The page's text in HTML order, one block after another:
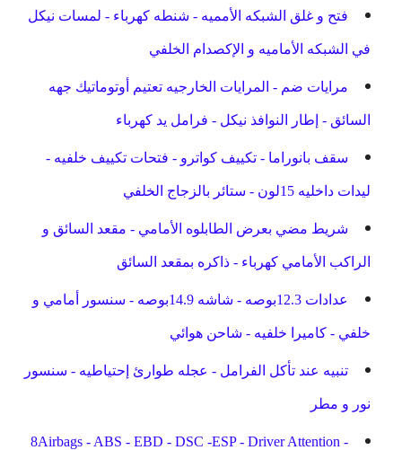
فتح و غلق الشبكه الأمميه - شنطه كهرباء - لمسات نيكل
في الشبكه الأماميه و الإكصدام الخلفي
مرايات ضم - المرايات الخارجيه تعتيم أوتوماتيك جهه
السائق - إطار النوافذ نيكل - فرامل يد كهرباء
سقف بانوراما - تكييف كواترو - فتحات تكييف خلفيه -
ليدات داخليه 15لون - ستائر بالزجاج الخلفي
شريط مضي بعرض الطابلوه الأمامي - مقعد السائق و
الراكب الأمامي كهرباء - ذاكره بمقعد السائق
عدادات 12.3بوصه - شاشه 14.9بوصه - سنسور أمامي و
خلفي - كاميرا خلفيه - شاحن هوائي
تنبيه عند تأكل الفرامل - عجله طوارئ إحتياطيه - سنسور
نور و مطر
8Airbags - ABS - EBD - DSC -ESP - Driver Attention -